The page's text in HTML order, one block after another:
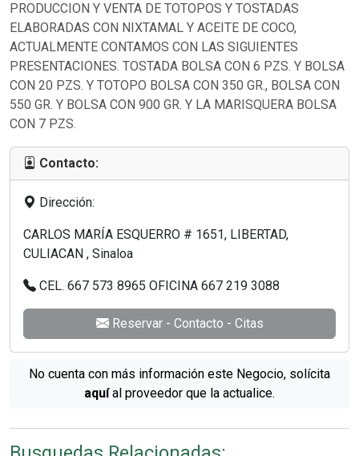
PRODUCCION Y VENTA DE TOTOPOS Y TOSTADAS
ELABORADAS CON NIXTAMAL Y ACEITE DE COCO,
ACTUALMENTE CONTAMOS CON LAS SIGUIENTES
PRESENTACIONES. TOSTADA BOLSA CON 6 PZS. Y BOLSA
CON 20 PZS. Y TOTOPO BOLSA CON 350 GR., BOLSA CON
550 GR. Y BOLSA CON 900 GR. Y LA MARISQUERA BOLSA
CON 7 PZS.
Contacto:
Dirección:
CARLOS MARÍA ESQUERRO # 1651, LIBERTAD,
CULIACAN , Sinaloa
CEL. 667 573 8965 OFICINA 667 219 3088
Reservar - Contacto - Citas
No cuenta con más información este Negocio, solícita
aquíal proveedor que la actualice.